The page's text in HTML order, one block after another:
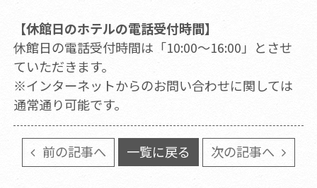
【休館日のホテルの電話受付時間】
休館日の電話受付時間は「10:00～16:00」とさせ
ていただきます。
※インターネットからのお問い合わせに関しては
通常通り可能です。
前の記事へ 一覧に戻る 次の記事へ